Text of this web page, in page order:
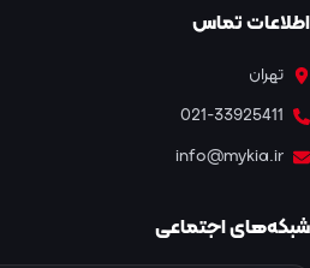
اطلاعات تماس
تهران
021-33925411
info@mykia.ir
شبکه‌های اجتماعی